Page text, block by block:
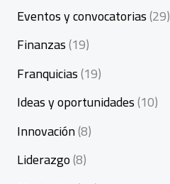
Eventos y convocatorias(29)
Finanzas(19)
Franquicias(19)
Ideas y oportunidades(10)
Innovación(8)
Liderazgo(8)